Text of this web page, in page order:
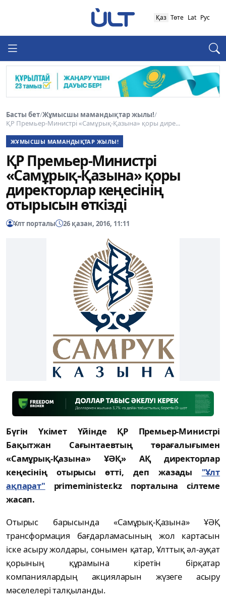
Қаз Төте Lat Рус
Басты бет/Жұмысшы мамандықтар жылы!/
ҚР Премьер-Министрі «Самұрық-Қазына» қоры дире...
ЖҰМЫСШЫ МАМАНДЫҚТАР ЖЫЛЫ!
ҚР Премьер-Министрі
«Самұрық-Қазына» қоры
директорлар кеңесінің
отырысын өткізді
Ұлт порталы 26 қазан, 2016, 11:11
Бүгін Үкімет Үйінде ҚР Премьер-Министрі
Бақытжан Сағынтаевтың төрағалығымен
«Самұрық-Қазына» ҰӘҚ» АҚ директорлар
кеңесінің отырысы өтті, деп жазады "Ұлт
ақпарат" primeminister.kz порталына сілтеме
жасап.
Отырыс барысында «Самұрық-Қазына» ҰӘҚ
трансформация бағдарламасының жол картасын
іске асыру жолдары, сонымен қатар, Ұлттық әл-ауқат
қорының құрамына кіретін бірқатар
компаниялардың акцияларын жүзеге асыру
мәселелері талқыланды.